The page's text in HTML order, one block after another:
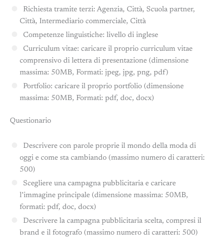
Richiesta tramite terzi: Agenzia, Città, Scuola partner,
Città, Intermediario commerciale, Città
Competenze linguistiche: livello di inglese
Curriculum vitae: caricare il proprio curriculum vitae
comprensivo di lettera di presentazione (dimensione
massima: 50MB, Formati: jpeg, jpg, png, pdf)
Portfolio: caricare il proprio portfolio (dimensione
massima: 50MB, Formati: pdf, doc, docx)
Questionario
Descrivere con parole proprie il mondo della moda di
oggi e come sta cambiando (massimo numero di caratteri:
500)
Scegliere una campagna pubblicitaria e caricare
l’immagine principale (dimensione massima: 50MB,
formati: pdf, doc, docx)
Descrivere la campagna pubblicitaria scelta, compresi il
brand e il fotografo (massimo numero di caratteri: 500)